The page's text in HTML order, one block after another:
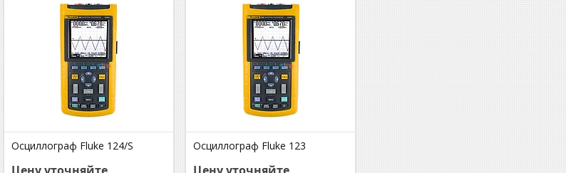
Осциллограф Fluke 124/S Осциллограф Fluke 123